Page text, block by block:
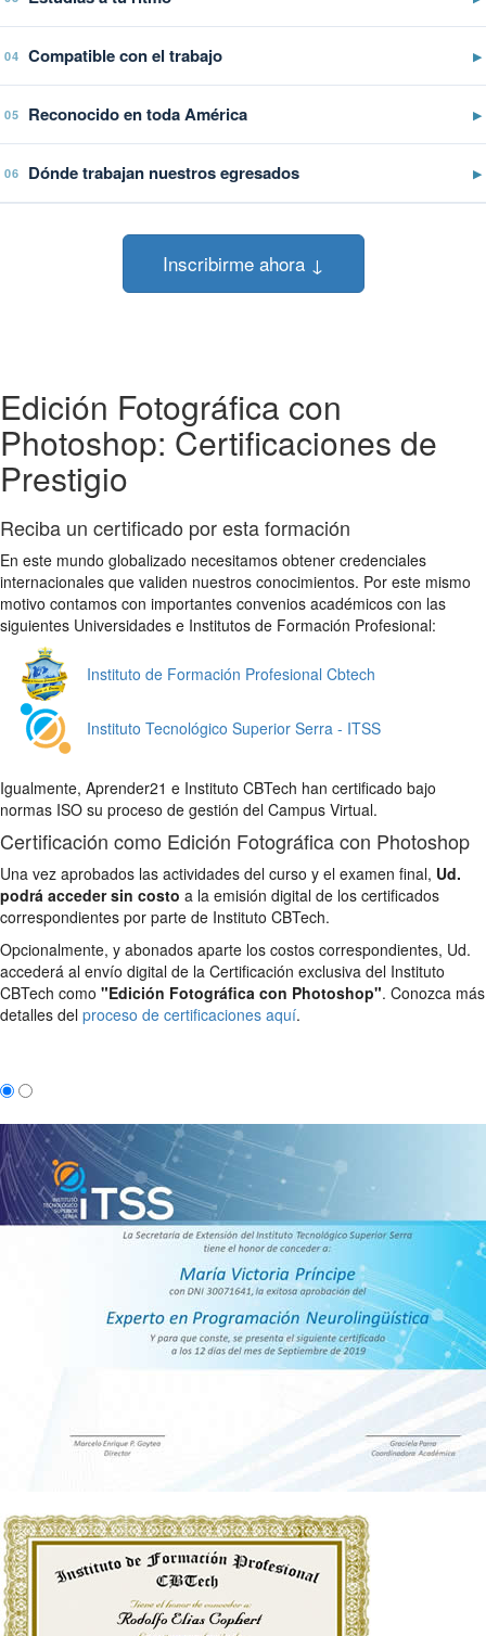
04 Compatible con el trabajo ▶
05 Reconocido en toda América ▶
06 Dónde trabajan nuestros egresados ▶
Inscribirme ahora ↓
Edición Fotográfica con
Photoshop: Certificaciones de
Prestigio
Reciba un certificado por esta formación
En este mundo globalizado necesitamos obtener credenciales
internacionales que validen nuestros conocimientos. Por este mismo
motivo contamos con importantes convenios académicos con las
siguientes Universidades e Institutos de Formación Profesional:
Instituto de Formación Profesional Cbtech
Instituto Tecnológico Superior Serra - ITSS
Igualmente, Aprender21 e Instituto CBTech han certificado bajo
normas ISO su proceso de gestión del Campus Virtual.
Certificación como Edición Fotográfica con Photoshop
Una vez aprobados las actividades del curso y el examen final, Ud.
podrá acceder sin costo a la emisión digital de los certificados
correspondientes por parte de Instituto CBTech.
Opcionalmente, y abonados aparte los costos correspondientes, Ud.
accederá al envío digital de la Certificación exclusiva del Instituto
CBTech como "Edición Fotográfica con Photoshop". Conozca más
detalles del proceso de certificaciones aquí.